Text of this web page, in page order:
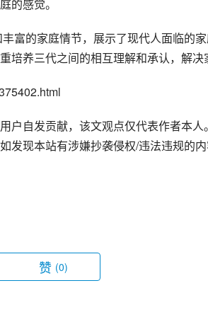
的感觉。
养三代之间的相互理解和承认，解决
户自发贡献，该文观点仅代表作者本
发现本站有涉嫌抄袭侵权/违法违规的
赞 (0)